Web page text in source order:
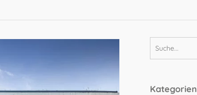
Kategorien